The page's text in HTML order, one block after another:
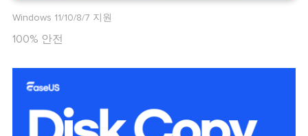
Windows 11/10/8/7 지원
100% 안전